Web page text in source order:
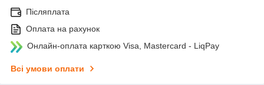
Післяплата
Оплата на рахунок
Онлайн-оплата карткою Visa, Mastercard - LiqPay
Всі умови оплати